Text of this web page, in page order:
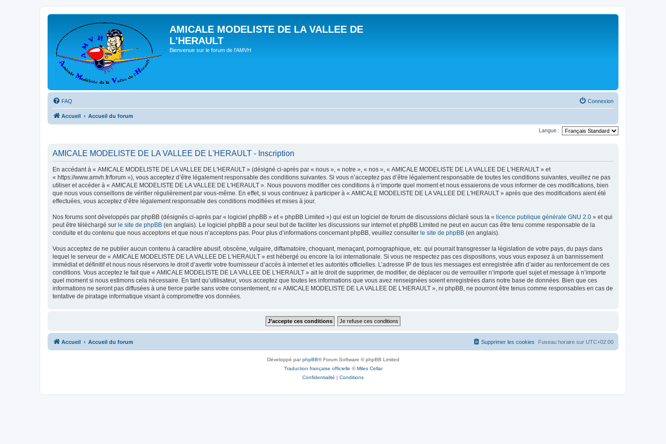
AMICALE MODELISTE DE LA VALLEE DE
L'HERAULT
Bienvenue sur le forum de l'AMVH
FAQ Connexion
Accueil Accueil du forum
Langue :
AMICALE MODELISTE DE LA VALLEE DE L'HERAULT - Inscription
En accédant à « AMICALE MODELISTE DE LA VALLEE DE L'HERAULT » (désigné ci-après par « nous », « notre », « nos », « AMICALE MODELISTE DE LA VALLEE DE L'HERAULT » et
« https://www.amvh.fr/forum »), vous acceptez d’être légalement responsable des conditions suivantes. Si vous n’acceptez pas d’être légalement responsable de toutes les conditions suivantes, veuillez ne pas
utiliser et accéder à « AMICALE MODELISTE DE LA VALLEE DE L'HERAULT ». Nous pouvons modifier ces conditions à n’importe quel moment et nous essaierons de vous informer de ces modifications, bien
que nous vous conseillons de vérifier régulièrement par vous-même. En effet, si vous continuez à participer à « AMICALE MODELISTE DE LA VALLEE DE L'HERAULT » après que des modifications aient été
effectuées, vous acceptez d’être légalement responsable des conditions modifiées et mises à jour.
Nos forums sont développés par phpBB (désignés ci-après par « logiciel phpBB » et « phpBB Limited ») qui est un logiciel de forum de discussions déclaré sous la « licence publique générale GNU 2.0 » et qui
peut être téléchargé sur le site de phpBB (en anglais). Le logiciel phpBB a pour seul but de faciliter les discussions sur internet et phpBB Limited ne peut en aucun cas être tenu comme responsable de la
conduite et du contenu que nous acceptons et que nous n’acceptons pas. Pour plus d’informations concernant phpBB, veuillez consulter le site de phpBB (en anglais).
Vous acceptez de ne publier aucun contenu à caractère abusif, obscène, vulgaire, diffamatoire, choquant, menaçant, pornographique, etc. qui pourrait transgresser la législation de votre pays, du pays dans
lequel le serveur de « AMICALE MODELISTE DE LA VALLEE DE L'HERAULT » est hébergé ou encore la loi internationale. Si vous ne respectez pas ces dispositions, vous vous exposez à un bannissement
immédiat et définitif et nous nous réservons le droit d’avertir votre fournisseur d’accès à internet et les autorités officielles. L’adresse IP de tous les messages est enregistrée afin d’aider au renforcement de ces
conditions. Vous acceptez le fait que « AMICALE MODELISTE DE LA VALLEE DE L'HERAULT » ait le droit de supprimer, de modifier, de déplacer ou de verrouiller n’importe quel sujet et message à n’importe
quel moment si nous estimons cela nécessaire. En tant qu’utilisateur, vous acceptez que toutes les informations que vous avez renseignées soient enregistrées dans notre base de données. Bien que ces
informations ne seront pas diffusées à une tierce partie sans votre consentement, ni « AMICALE MODELISTE DE LA VALLEE DE L'HERAULT », ni phpBB, ne pourront être tenus comme responsables en cas de
tentative de piratage informatique visant à compromettre vos données.
Accueil Accueil du forum Fuseau horaire sur UTC+02:00
Supprimer les cookies
Développé parphpBB® Forum Software © phpBB Limited
Traduction française officielle ©Miles Cellar
Confidentialité | Conditions